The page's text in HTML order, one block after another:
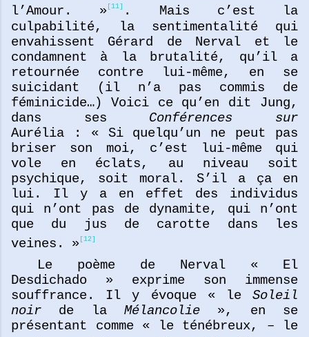
l’Amour. » [11]
. Mais c’est la
culpabilité, la sentimentalité qui
envahissent Gérard de Nerval et le
condamnent à la brutalité, qu’il a
retournée contre lui-même, en se
suicidant (il n’a pas commis de
féminicide…) Voici ce qu’en dit Jung,
dans ses Conférences sur
Aurélia : « Si quelqu’un ne peut pas
briser son moi, c’est lui-même qui
vole en éclats, au niveau soit
psychique, soit moral. S’il a ça en
lui. Il y a en effet des individus
qui n’ont pas de dynamite, qui n’ont
que du jus de carotte dans les
veines. » [12]
Le poème de Nerval « El
Desdichado » exprime son immense
souffrance. Il y évoque « le Soleil
noir de la Mélancolie », en se
présentant comme « le ténébreux, – le